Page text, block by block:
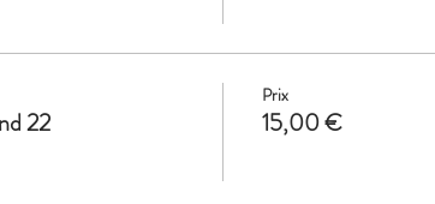
22
Prix
15,00 €